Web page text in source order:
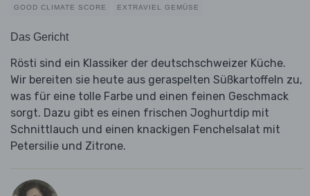
GOOD CLIMATE SCORE EXTRAVIEL GEMÜSE
Das Gericht
Rösti sind ein Klassiker der deutschschweizer Küche.
Wir bereiten sie heute aus geraspelten Süßkartoffeln zu,
was für eine tolle Farbe und einen feinen Geschmack
sorgt. Dazu gibt es einen frischen Joghurtdip mit
Schnittlauch und einen knackigen Fenchelsalat mit
Petersilie und Zitrone.